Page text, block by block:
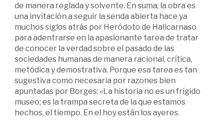
de manera reglada y solvente. En suma, la obra es
una invitación a seguir la senda abierta hace ya
muchos siglos atrás por Heródoto de Halicarnaso
para adentrarse en la apasionante tarea de tratar
de conocer la verdad sobre el pasado de las
sociedades humanas de manera racional, crítica,
metódica y demostrativa. Porque esa tarea es tan
sugestiva como necesaria por razones bien
apuntadas por Borges: «La historia no es un frígido
museo; es la trampa secreta de la que estamos
hechos, el tiempo. En el hoy están los ayeres.